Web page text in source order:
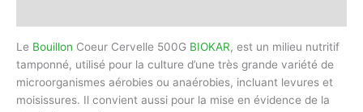
Le Bouillon Coeur Cervelle 500G BIOKAR, est un milieu nutritif
tamponné, utilisé pour la culture d’une très grande variété de
microorganismes aérobies ou anaérobies, incluant levures et
moisissures. Il convient aussi pour la mise en évidence de la